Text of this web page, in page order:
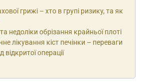
грижі – хто в групі ризику, та як
недоліки обрізання крайньої плоті
лікування кіст печінки – переваги
відкритої операції